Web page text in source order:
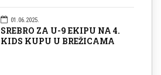
01.06.2025.
SREBRO ZA U-9 EKIPU NA 4.
KIDS KUPU U BREŽICAMA